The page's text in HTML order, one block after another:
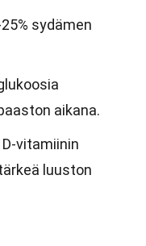
sydämen
aikana.
vitamiinin
luuston